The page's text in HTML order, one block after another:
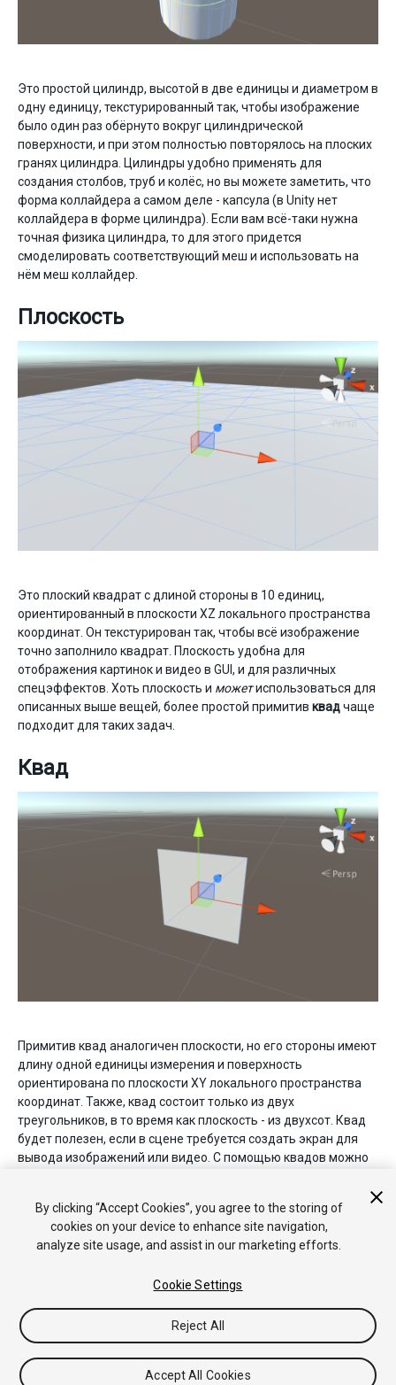
Это простой цилиндр, высотой в две единицы и диаметром в
одну единицу, текстурированный так, чтобы изображение
было один раз обёрнуто вокруг цилиндрической
поверхности, и при этом полностью повторялось на плоских
гранях цилиндра. Цилиндры удобно применять для
создания столбов, труб и колёс, но вы можете заметить, что
форма коллайдера а самом деле - капсула (в Unity нет
коллайдера в форме цилиндра). Если вам всё-таки нужна
точная физика цилиндра, то для этого придется
смоделировать соответствующий меш и использовать на
нём меш коллайдер.
Плоскость
Это плоский квадрат с длиной стороны в 10 единиц,
ориентированный в плоскости XZ локального пространства
координат. Он текстурирован так, чтобы всё изображение
точно заполнило квадрат. Плоскость удобна для
отображения картинок и видео в GUI, и для различных
спецэффектов. Хоть плоскость и можетиспользоваться для
описанных выше вещей, более простой примитив квадчаще
подходит для таких задач.
Квад
Примитив квад аналогичен плоскости, но его стороны имеют
длину одной единицы измерения и поверхность
ориентирована по плоскости XY локального пространства
координат. Также, квад состоит только из двух
треугольников, в то время как плоскость - из двухсот. Квад
будет полезен, если в сцене требуется создать экран для
вывода изображений или видео. С помощью квадов можно
частицы, спрайты и “обманные” изображения для имитации
удалённых больших объектов.
Tutorials
Community Answers Knowledge Base
Asset
By clicking “Accept Cookies”, you agree to the storing of
cookies on your device to enhance site navigation,
analyze site usage, and assist in our marketing efforts.
Cookie Settings
Reject All
Accept All Cookies